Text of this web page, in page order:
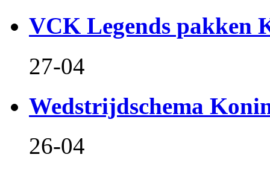
VCK Legends pakken
27-04
Wedstrijdschema
26-04